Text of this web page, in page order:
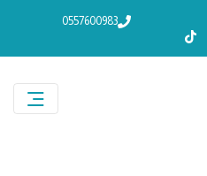
0557600983